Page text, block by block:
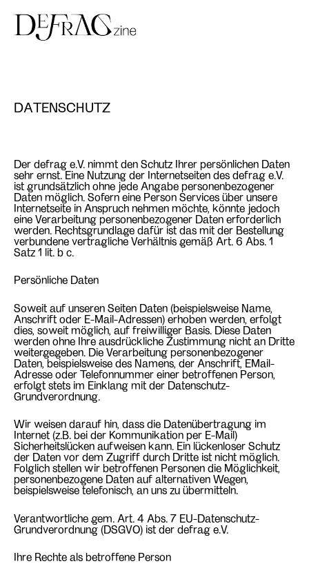
Skip
to
DATENSCHUTZ
Der defrag e.V. nimmt den Schutz Ihrer persönlichen Daten
sehr ernst. Eine Nutzung der Internetseiten des defrag e.V.
ist grundsätzlich ohne jede Angabe personenbezogener
Daten möglich. Sofern eine Person Services über unsere
Internetseite in Anspruch nehmen möchte, könnte jedoch
eine Verarbeitung personenbezogener Daten erforderlich
werden. Rechtsgrundlage dafür ist das mit der Bestellung
verbundene vertragliche Verhältnis gemäß Art. 6 Abs. 1
Satz 1 lit. b c.
Persönliche Daten
Soweit auf unseren Seiten Daten (beispielsweise Name,
Anschrift oder E-Mail-Adressen) erhoben werden, erfolgt
dies, soweit möglich, auf freiwilliger Basis. Diese Daten
werden ohne Ihre ausdrückliche Zustimmung nicht an Dritte
weitergegeben. Die Verarbeitung personenbezogener
Daten, beispielsweise des Namens, der Anschrift, EMail-
Adresse oder Telefonnummer einer betroffenen Person,
erfolgt stets im Einklang mit der Datenschutz-
Grundverordnung.
Wir weisen darauf hin, dass die Datenübertragung im
Internet (z.B. bei der Kommunikation per E-Mail)
Sicherheitslücken aufweisen kann. Ein lückenloser Schutz
der Daten vor dem Zugriff durch Dritte ist nicht möglich.
Folglich stellen wir betroffenen Personen die Möglichkeit,
personenbezogene Daten auf alternativen Wegen,
beispielsweise telefonisch, an uns zu übermitteln.
Verantwortliche gem. Art. 4 Abs. 7 EU-Datenschutz-
Grundverordnung (DSGVO) ist der defrag e.V.
Ihre Rechte als betroffene Person